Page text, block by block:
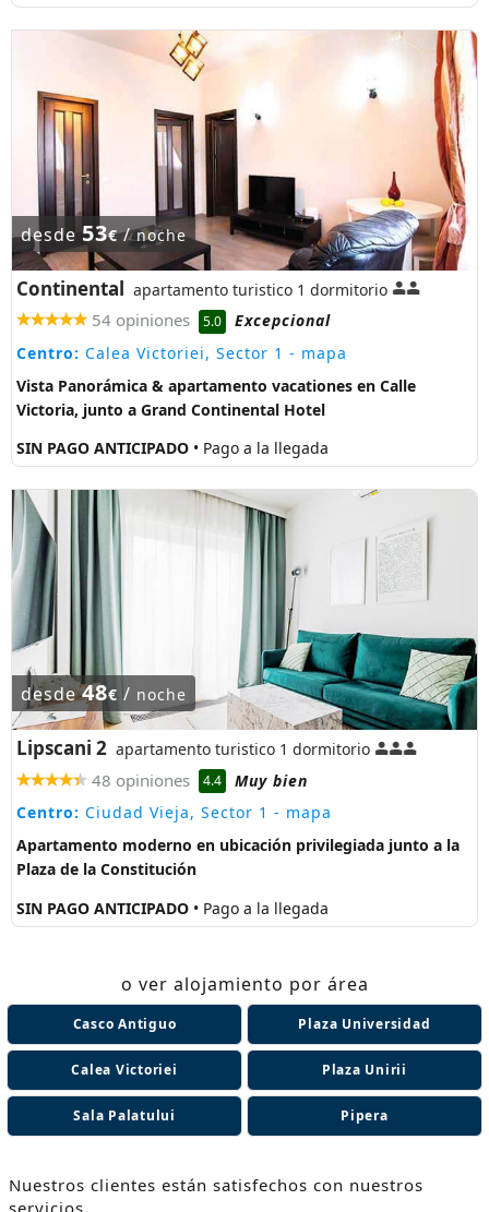
desde53€/noche
Continental apartamento turistico 1 dormitorio
54 opiniones 5.0
Excepcional
Centro: Calea Victoriei, Sector 1 - mapa
Vista Panorámica & apartamento vacationes en Calle
Victoria, junto a Grand Continental Hotel
SIN PAGO ANTICIPADO • Pago a la llegada
desde48€ / noche
Lipscani 2 apartamento turistico 1 dormitorio
48 opiniones 4.4
Muy bien
Centro: Ciudad Vieja, Sector 1 - mapa
Apartamento moderno en ubicación privilegiada junto a la
Plaza de la Constitución
SIN PAGO ANTICIPADO • Pago a la llegada
o ver alojamiento por área
Casco Antiguo Plaza Universidad
Calea Victoriei Plaza Unirii
Sala Palatului Pipera
Nuestros clientes están satisfechos con nuestros
servicios